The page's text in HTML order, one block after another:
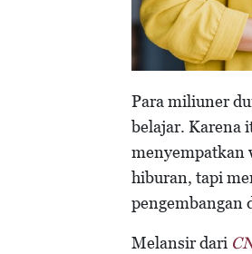
Para miliuner
belajar. Karena
menyempatkan
hiburan, tapi
pengembangan
Melansir dari